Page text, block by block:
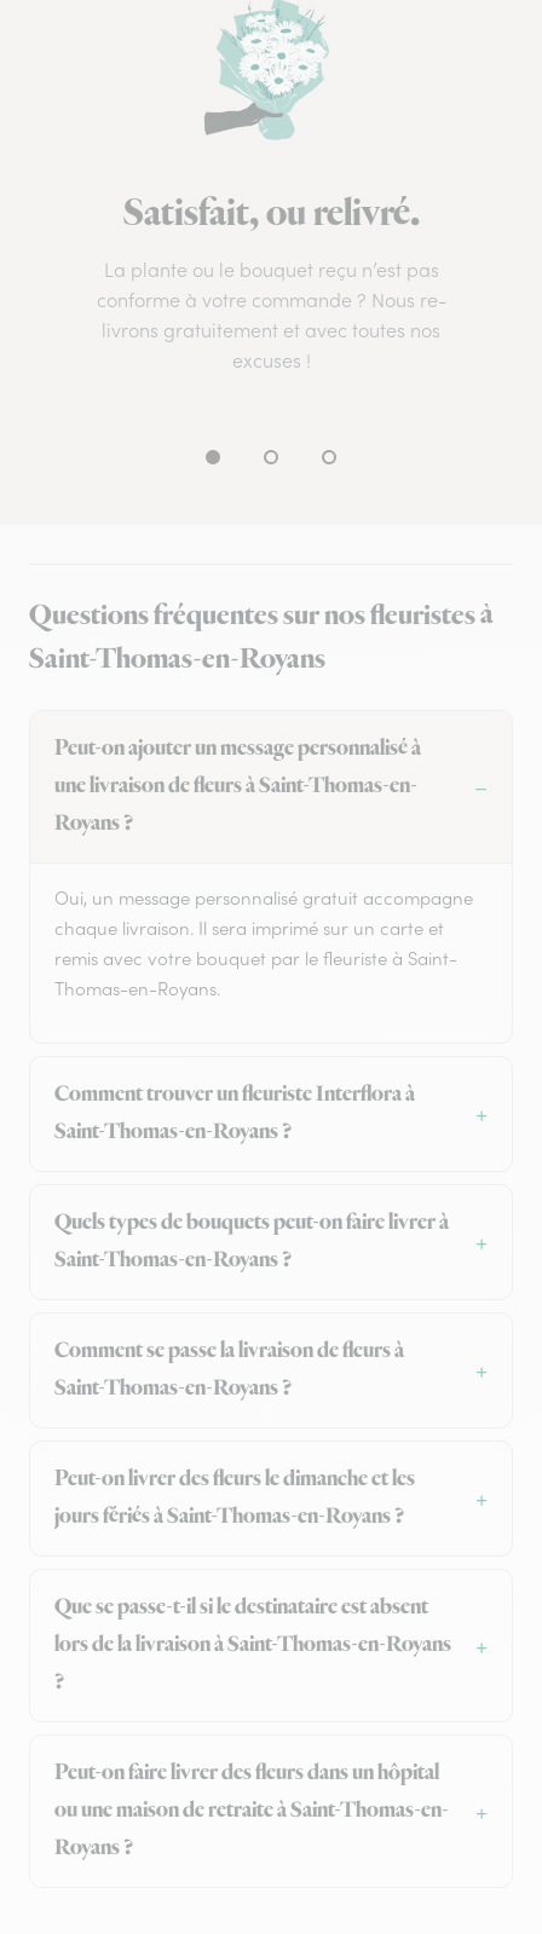
Satisfait, ou relivré.
La plante ou le bouquet reçu n’est pas
conforme à votre commande ? Nous re-
livrons gratuitement et avec toutes nos
excuses !
Questions fréquentes sur nos fleuristes à
Saint-Thomas-en-Royans
Peut-on ajouter un message personnalisé à
une livraison de fleurs à Saint-Thomas-en-
Royans ?
Oui, un message personnalisé gratuit accompagne
chaque livraison. Il sera imprimé sur un carte et
remis avec votre bouquet par le fleuriste à Saint-
Thomas-en-Royans.
Comment trouver un fleuriste Interflora à
Saint-Thomas-en-Royans ?
Quels types de bouquets peut-on faire livrer à
Saint-Thomas-en-Royans ?
Comment se passe la livraison de fleurs à
Saint-Thomas-en-Royans ?
Peut-on livrer des fleurs le dimanche et les
jours fériés à Saint-Thomas-en-Royans ?
Que se passe-t-il si le destinataire est absent
lors de la livraison à Saint-Thomas-en-Royans
?
Peut-on faire livrer des fleurs dans un hôpital
ou une maison de retraite à Saint-Thomas-en-
Royans ?